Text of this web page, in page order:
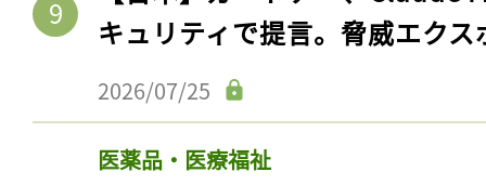
キュリティで提言。脅威エク
2026/07/25
医薬品・医療福祉